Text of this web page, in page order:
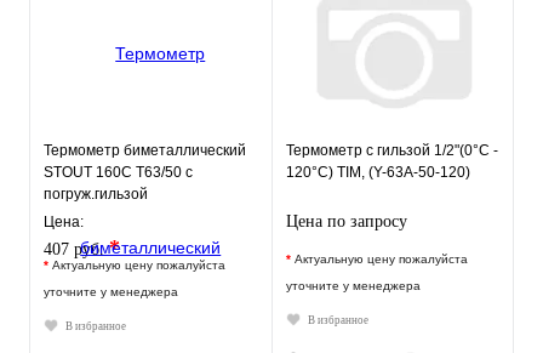
Термометр биметаллический
STOUT 160С Т63/50 с
погруж.гильзой
Цена:
407 руб.*
* Актуальную цену пожалуйста
уточните у менеджера
В избранное
Термометр с гильзой 1/2"(0°C -
120°C) TIM, (Y-63A-50-120)
Цена по запросу
* Актуальную цену пожалуйста
уточните у менеджера
В избранное